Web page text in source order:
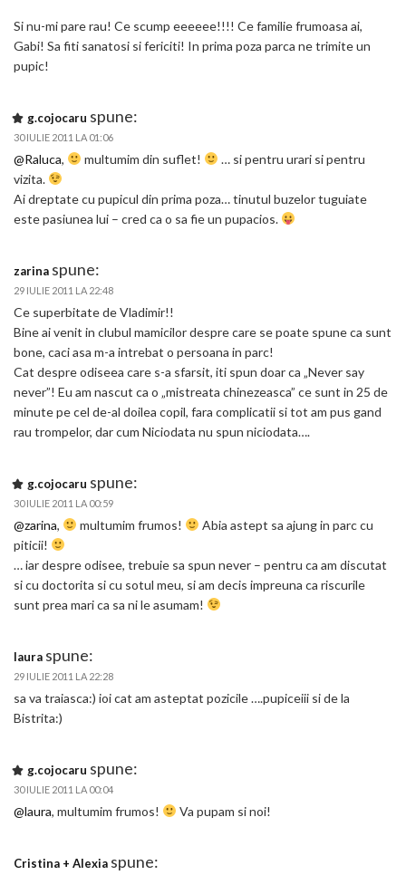
Si nu-mi pare rau! Ce scump eeeeee!!!! Ce familie frumoasa ai,
Gabi! Sa fiti sanatosi si fericiti! In prima poza parca ne trimite un
pupic!
g.cojocaru spune:
30 IULIE 2011 LA 01:06
@Raluca, multumim din suflet!
… si pentru urari si pentru
vizita.
Ai dreptate cu pupicul din prima poza… tinutul buzelor tuguiate
este pasiunea lui – cred ca o sa fie un pupacios.
zarina spune:
29 IULIE 2011 LA 22:48
Ce superbitate de Vladimir!!
Bine ai venit in clubul mamicilor despre care se poate spune ca sunt
bone, caci asa m-a intrebat o persoana in parc!
Cat despre odiseea care s-a sfarsit, iti spun doar ca „Never say
never”! Eu am nascut ca o „mistreata chinezeasca” ce sunt in 25 de
minute pe cel de-al doilea copil, fara complicatii si tot am pus gand
rau trompelor, dar cum Niciodata nu spun niciodata….
g.cojocaru spune:
30 IULIE 2011 LA 00:59
@zarina, multumim frumos!
Abia astept sa ajung in parc cu
piticii!
… iar despre odisee, trebuie sa spun never – pentru ca am discutat
si cu doctorita si cu sotul meu, si am decis impreuna ca riscurile
sunt prea mari ca sa ni le asumam!
laura spune:
29 IULIE 2011 LA 22:28
sa va traiasca:) ioi cat am asteptat pozicile ….pupiceiii si de la
Bistrita:)
g.cojocaru spune:
30 IULIE 2011 LA 00:04
@laura, multumim frumos! Va pupam si noi!
Cristina + Alexia spune: